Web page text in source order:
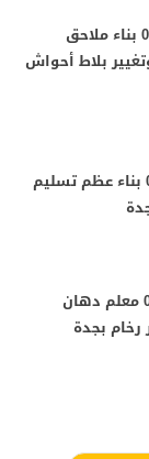
مقاول ملاحق جدة 0545791353 بناء ملاحق
بلاط أحواش
مقاول ترميم جدة 0545791353 بناء عظم تسليم
معلم دهانات جدة 0545791353 معلم دهان
بجدة